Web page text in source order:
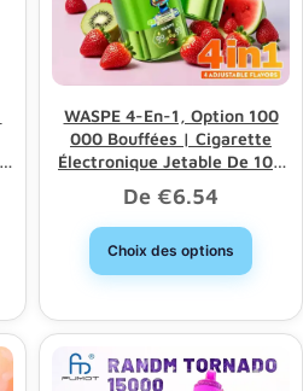
WASPE 4-En-1, Option 100
000 Bouffées | Cigarette
Électronique Jetable De 100
000 Bouffées Avec 4 Options
Et Vente En Gros En Vrac
De €6.54
Choix des options